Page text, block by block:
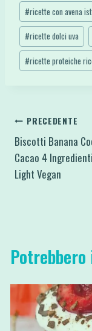
#ricette con avena
#ricette dolci uva
#ricette proteiche
Navigazione
articoli
PRECEDENTE
Biscotti Banana
Cacao 4
Light Vegan